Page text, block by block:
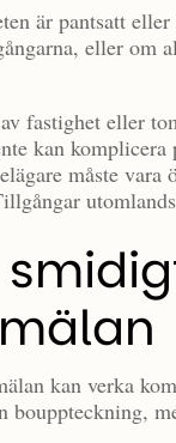
är pantsatt
eller om
fastighet eller
kan komplicera
måste vara
kan verka